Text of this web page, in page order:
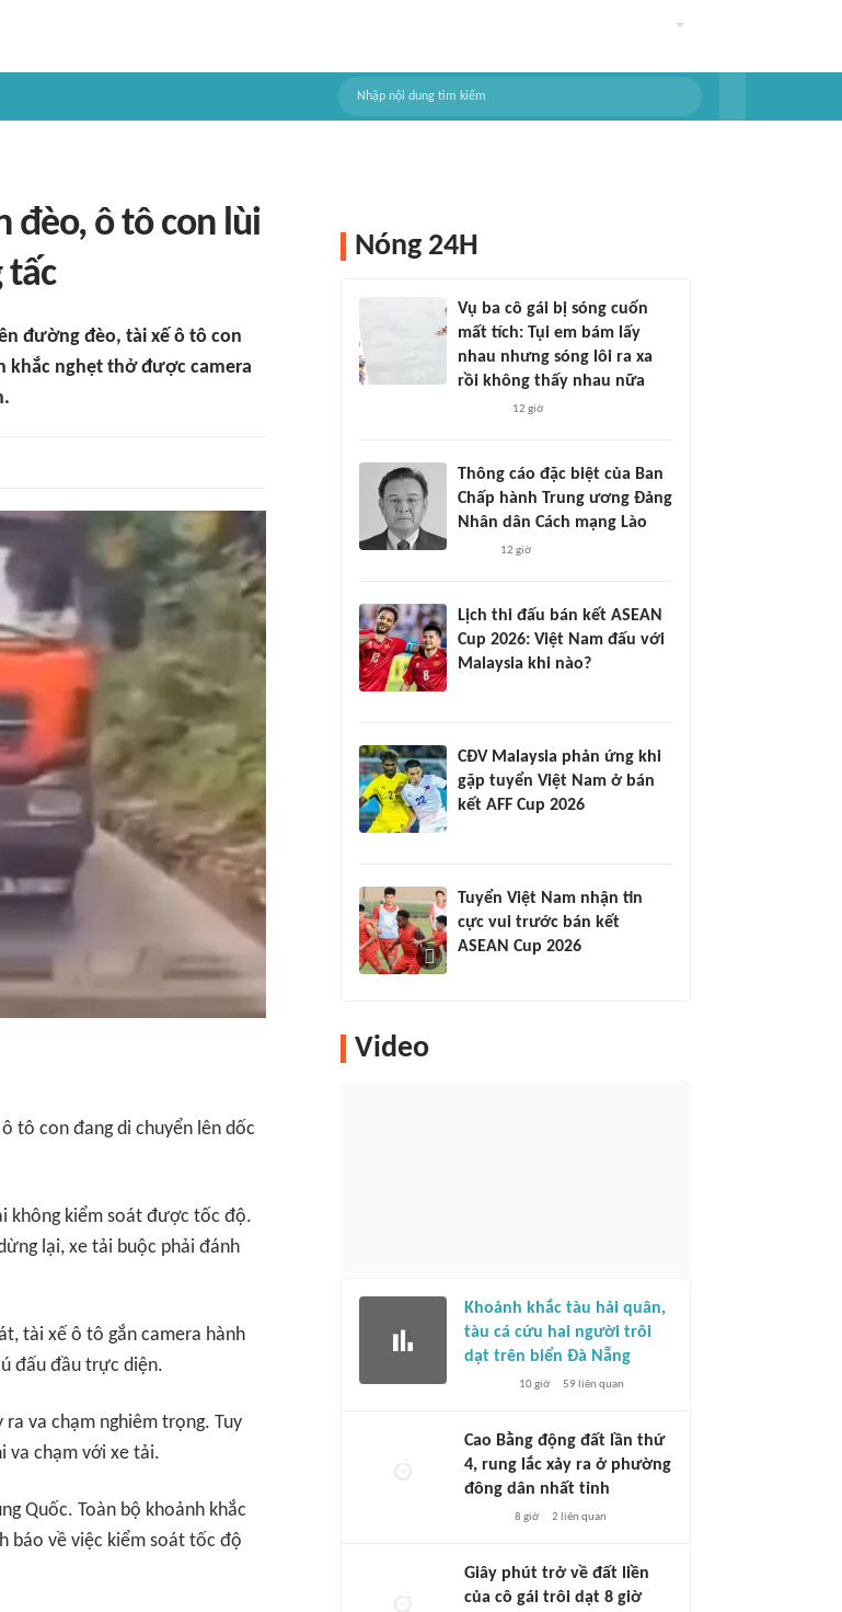
đèo, ô tô con lùi
tấc
đường đèo, tài xế ô tô con
khắc nghẹt thở được camera
tô con đang di chuyển lên dốc
không kiểm soát được tốc độ.
lại, xe tải buộc phải đánh
tài xế ô tô gắn camera hành
đấu đầu trực diện.
va chạm nghiêm trọng. Tuy
va chạm với xe tải.
Quốc. Toàn bộ khoảnh khắc
báo về việc kiểm soát tốc độ
Nóng 24H
Vụ ba cô gái bị sóng cuốn
mất tích: Tụi em bám lấy
nhau nhưng sóng lôi ra xa
rồi không thấy nhau nữa
12 giờ
Thông cáo đặc biệt của Ban
Chấp hành Trung ương Đảng
Nhân dân Cách mạng Lào
12 giờ
Lịch thi đấu bán kết ASEAN
Cup 2026: Việt Nam đấu với
Malaysia khi nào?
CĐV Malaysia phản ứng khi
gặp tuyển Việt Nam ở bán
kết AFF Cup 2026
Tuyển Việt Nam nhận tin
cực vui trước bán kết
ASEAN Cup 2026
Video
Khoảnh khắc tàu hải quân,
tàu cá cứu hai người trôi
dạt trên biển Đà Nẵng
10 giờ 59 liên quan
Cao Bằng động đất lần thứ
4, rung lắc xảy ra ở phường
đông dân nhất tỉnh
8 giờ 2 liên quan
Giây phút trở về đất liền
của cô gái trôi dạt 8 giờ